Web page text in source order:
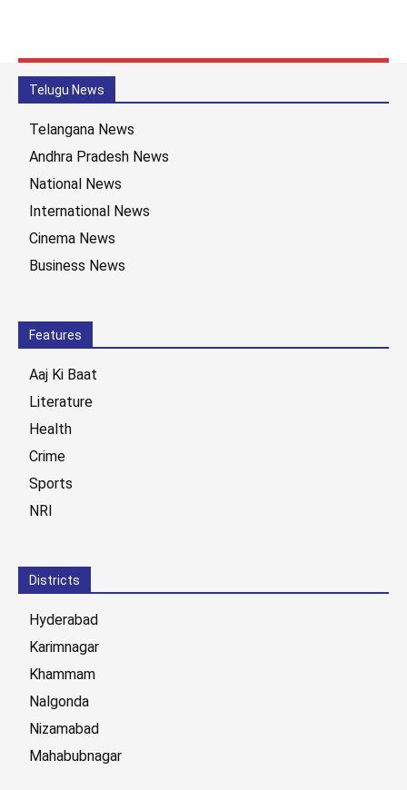
Telugu News
Telangana News
Andhra Pradesh News
National News
International News
Cinema News
Business News
Features
Aaj Ki Baat
Literature
Health
Crime
Sports
NRI
Districts
Hyderabad
Karimnagar
Khammam
Nalgonda
Nizamabad
Mahabubnagar